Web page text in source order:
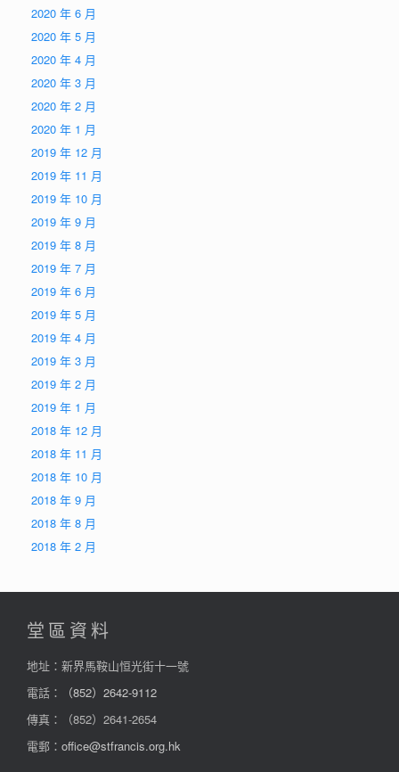
2020 年 6 月
2020 年 5 月
2020 年 4 月
2020 年 3 月
2020 年 2 月
2020 年 1 月
2019 年 12 月
2019 年 11 月
2019 年 10 月
2019 年 9 月
2019 年 8 月
2019 年 7 月
2019 年 6 月
2019 年 5 月
2019 年 4 月
2019 年 3 月
2019 年 2 月
2019 年 1 月
2018 年 12 月
2018 年 11 月
2018 年 10 月
2018 年 9 月
2018 年 8 月
2018 年 2 月
堂區資料
地址：新界馬鞍山恒光街十一號
電話：
（852）2642-9112
傳真：（852）2641-2654
電郵： office@stfrancis.org.hk